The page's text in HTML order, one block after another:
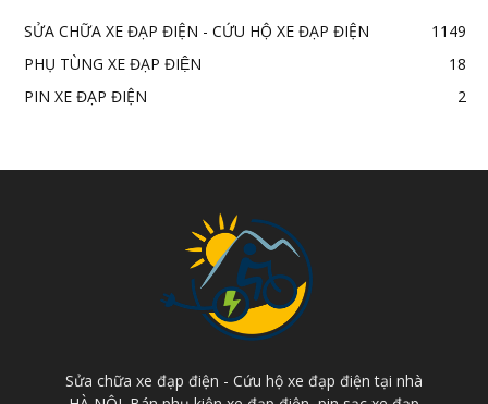
SỬA CHỮA XE ĐẠP ĐIỆN - CỨU HỘ XE ĐẠP ĐIỆN
1149
PHỤ TÙNG XE ĐẠP ĐIỆN
18
PIN XE ĐẠP ĐIỆN
2
Sửa chữa xe đạp điện - Cứu hộ xe đạp điện tại nhà